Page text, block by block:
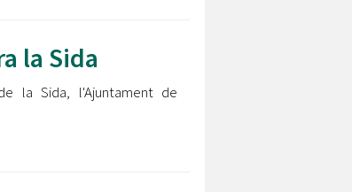
la Sida
la Sida, l'Ajuntament de